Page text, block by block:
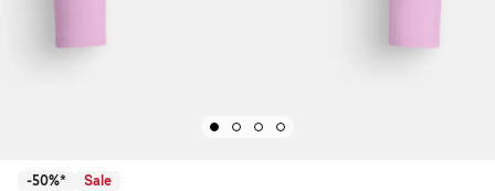
-50%* Sale